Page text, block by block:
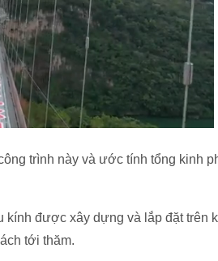
trình này và ước tính tổng kinh
được xây dựng và lắp đặt trên
tới thăm.